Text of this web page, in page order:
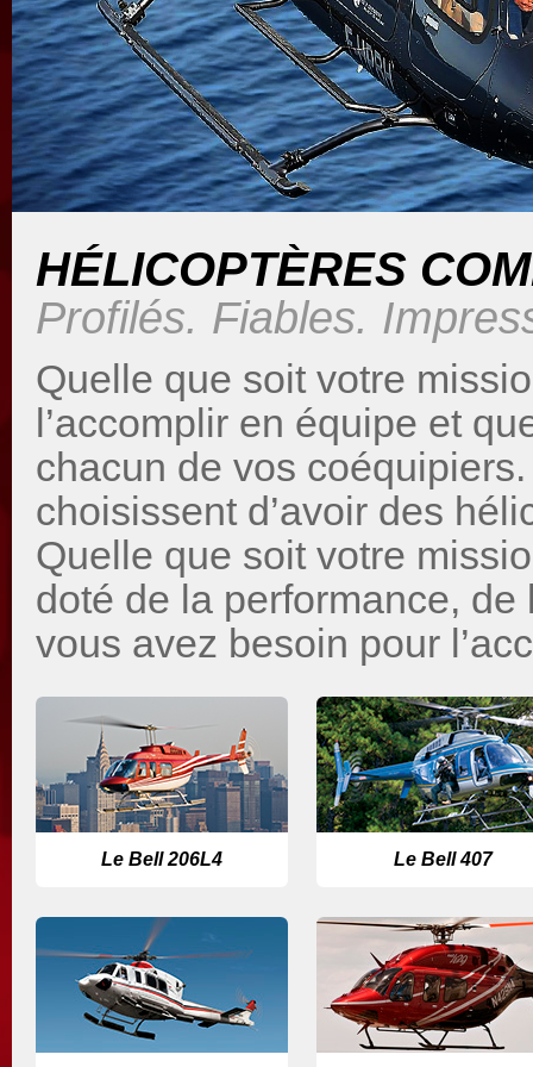
HÉLICOPTÈRES
Profilés. Fiables.
Quelle que soit votre
l’accomplir en équipe et
chacun de vos
choisissent d’avoir des
Quelle que soit votre
doté de la performance,
vous avez besoin pour
Le Bell 206L4 Le Bell 407